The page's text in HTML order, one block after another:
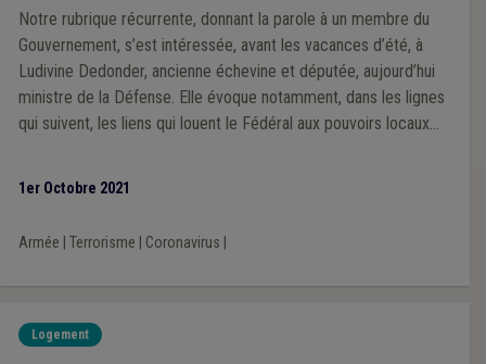
Notre rubrique récurrente, donnant la parole à un membre du
Gouvernement, s’est intéressée, avant les vacances d’été, à
Ludivine Dedonder, ancienne échevine et députée, aujourd’hui
ministre de la Défense. Elle évoque notamment, dans les lignes
qui suivent, les liens qui louent le Fédéral aux pouvoirs locaux
1er Octobre 2021
Armée Terrorisme Coronavirus
Logement